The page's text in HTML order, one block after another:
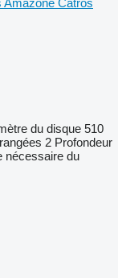
Amazone Catros
du disque 510
2 Profondeur
nécessaire du